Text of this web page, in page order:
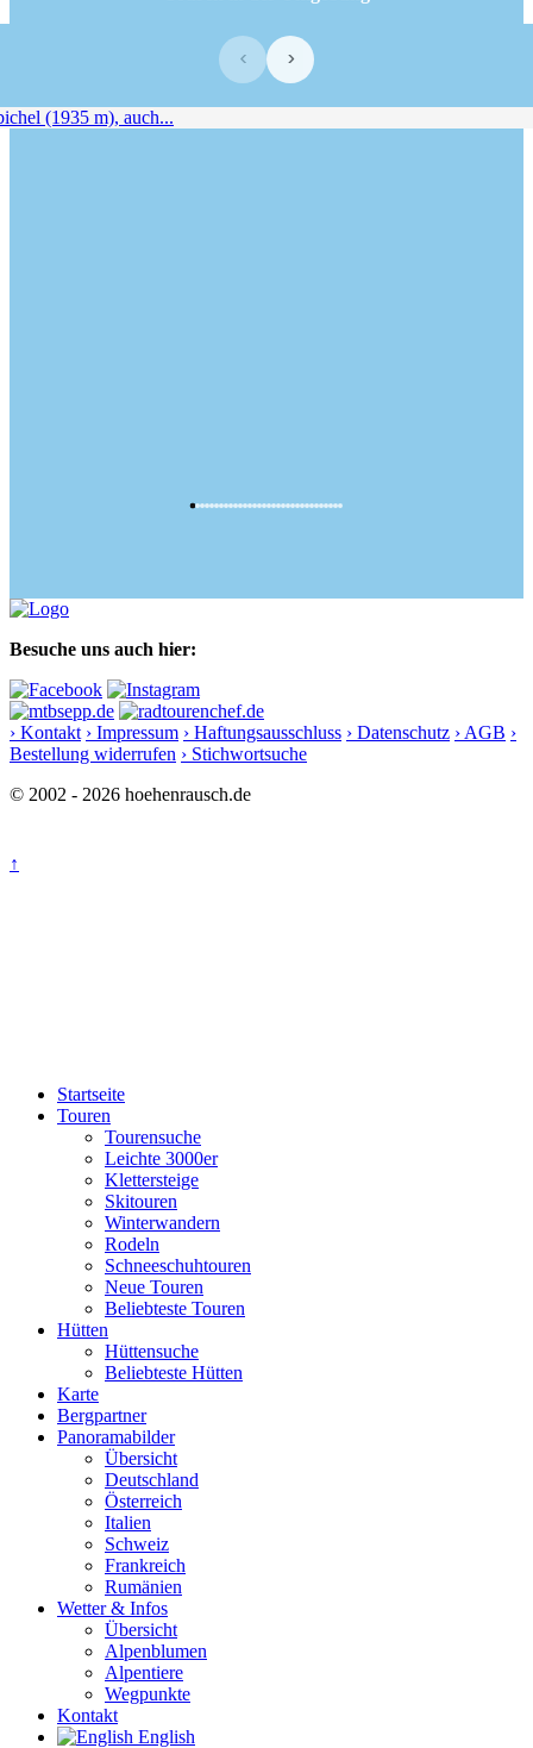
‹ ›
Besuche uns auch hier:
› Kontakt › Impressum › Haftungsausschluss › Datenschutz › AGB ›
Bestellung widerrufen › Stichwortsuche
© 2002 - 2026 hoehenrausch.de
↑
Startseite
Touren
Tourensuche
Leichte 3000er
Klettersteige
Skitouren
Winterwandern
Rodeln
Schneeschuhtouren
Neue Touren
Beliebteste Touren
Hütten
Hüttensuche
Beliebteste Hütten
Karte
Bergpartner
Panoramabilder
Übersicht
Deutschland
Österreich
Italien
Schweiz
Frankreich
Rumänien
Wetter & Infos
Übersicht
Alpenblumen
Alpentiere
Wegpunkte
Kontakt
English